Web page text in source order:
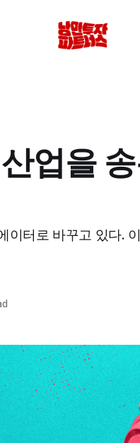
업을
이터로 바꾸고 있다.